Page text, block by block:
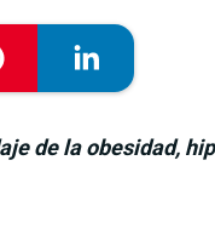
de la obesidad,